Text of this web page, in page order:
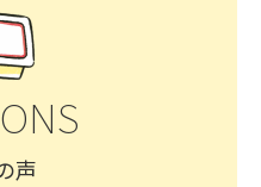
声